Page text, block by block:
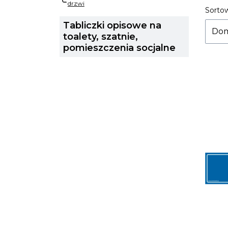
drzwi
Tabliczki opisowe na
toalety, szatnie,
pomieszczenia socjalne